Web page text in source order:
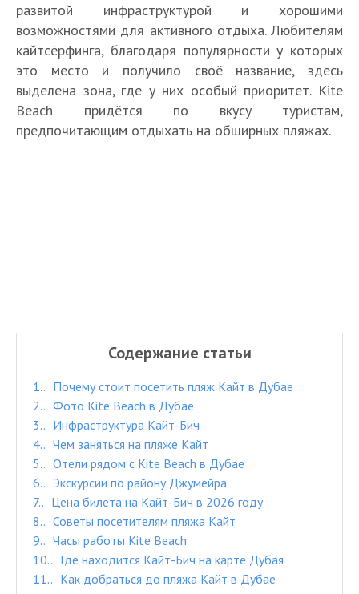
развитой инфраструктурой и хорошими
возможностями для активного отдыха. Любителям
кайтсёрфинга, благодаря популярности у которых
это место и получило своё название, здесь
выделена зона, где у них особый приоритет. Kite
Beach придётся по вкусу туристам,
предпочитающим отдыхать на обширных пляжах.
Содержание статьи
1.
Почему стоит посетить пляж Кайт в Дубае
2.
Фото Kite Beach в Дубае
3.
Инфраструктура Кайт-Бич
4.
Чем заняться на пляже Кайт
5.
Отели рядом с Kite Beach в Дубае
6.
Экскурсии по району Джумейра
7.
Цена билета на Кайт-Бич в 2026 году
8.
Советы посетителям пляжа Кайт
9.
Часы работы Kite Beach
10.
Где находится Кайт-Бич на карте Дубая
11.
Как добраться до пляжа Кайт в Дубае